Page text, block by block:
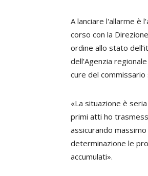
A lanciare l'allarme è
corso con la
ordine allo stato
dell’Agenzia
cure del
«La situazione è
primi atti ho
assicurando
determinazione le
accumulati».